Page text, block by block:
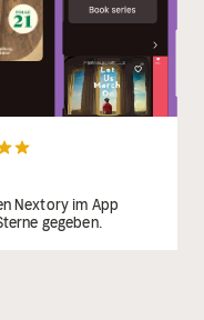
Nextory im App
gegeben.